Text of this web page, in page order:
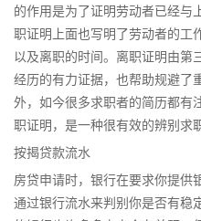
的作用是为了证明劳动者已经与
职证明上面也写明了劳动者的工
以及离职的时间。离职证明由第
经历的有力证据，也帮助规避了
外，如今很多求职者的简历都有
职证明，是一种很有效的辨别求
按揭贷款流水
房贷申请时，银行在要求你提供
通过银行流水来判别你是否有稳